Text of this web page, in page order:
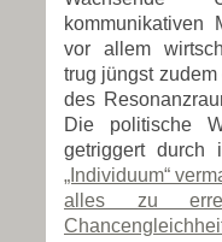
kommunikativen
vor allem
trug jüngst
des
Die politische
getriggert durch
„Individuum“
alles zu